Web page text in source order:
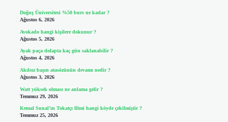
Doğuş Üniversitesi %50 burs ne kadar ?
Ağustos 6, 2026
Avokado hangi kişilere dokunur ?
Ağustos 5, 2026
Ayak paça dolapta kaç gün saklanabilir ?
Ağustos 4, 2026
Akılsız başın atasözünün devamı nedir ?
Ağustos 3, 2026
Watt yüksek olması ne anlama gelir ?
Temmuz 29, 2026
Kemal Sunal’ın Tokatçı filmi hangi köyde çekilmiştir ?
Temmuz 25, 2026